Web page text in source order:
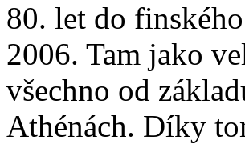
80. let do
2006. Tam jako
všechno od
Athénách. Díky